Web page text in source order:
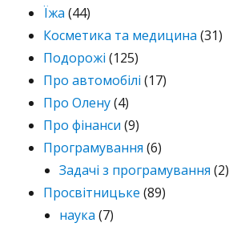
Їжа (44)
Косметика та медицина (31)
Подорожі (125)
Про автомобілі (17)
Про Олену(4)
Про фінанси (9)
Програмування (6)
Задачі з програмування (2)
Просвітницьке (89)
наука (7)